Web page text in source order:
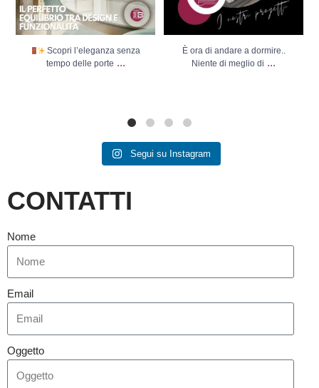
Scopri l’eleganza senza
tempo delle porte ...
È ora di andare a dormire..
Niente di meglio di ...
Segui su Instagram
CONTATTI
Nome
Email
Oggetto